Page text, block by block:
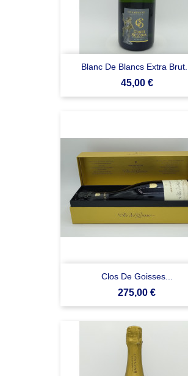
Blanc De Blancs Extra Brut...
Prezzo
45,00 €
Clos De Goisses...
Prezzo
275,00 €